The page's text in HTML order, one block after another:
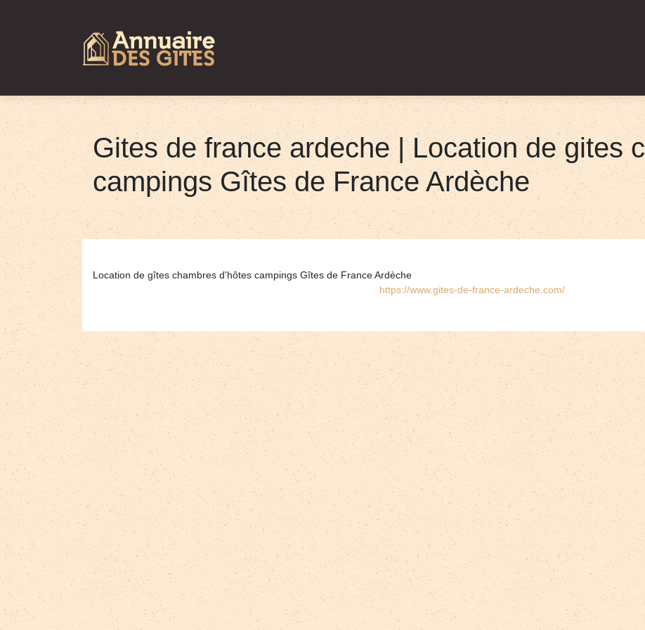
Gites de france ardeche | Location de gites
campings Gîtes de France Ardèche
Location de gîtes chambres d'hôtes campings Gîtes de France Ardèche
https://www.gites-de-france-ardeche.com/